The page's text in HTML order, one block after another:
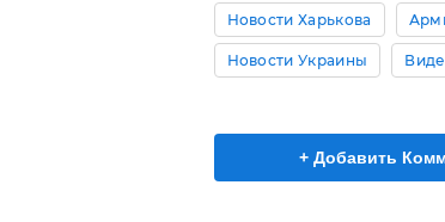
Новости Харькова
Новости Украины
+ Добавить